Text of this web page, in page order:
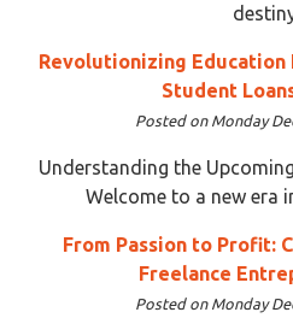
Revolutionizing Education
Student
Posted on Monday
Understanding the
Welcome to a new era
From Passion to Profit:
Freelance
Posted on Monday